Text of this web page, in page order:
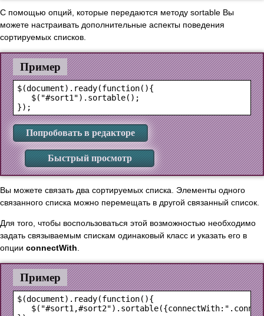
С помощью опций, которые передаются методу sortable Вы
можете настраивать дополнительные аспекты поведения
сортируемых списков.
Пример
$(document).ready(function(){
   $("#sort1").sortable();
Попробовать в редакторе
Быстрый просмотр
Вы можете связать два сортируемых списка. Элементы одного
связанного списка можно перемещать в другой связанный список.
Для того, чтобы воспользоваться этой возможностью необходимо
задать связываемым спискам одинаковый класс и указать его в
опции connectWith.
Пример
$(document).ready(function(){